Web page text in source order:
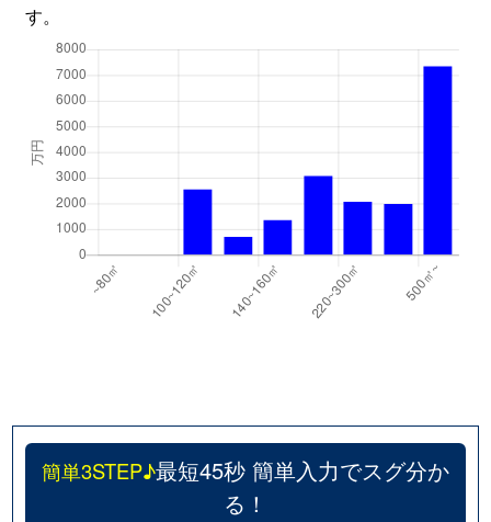
す。
簡単3STEP♪最短45秒 簡単入力でスグ分か
る！